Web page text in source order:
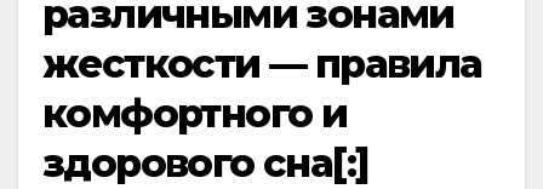
различными зонами
жесткости — правила
комфортного и
здорового сна[:]